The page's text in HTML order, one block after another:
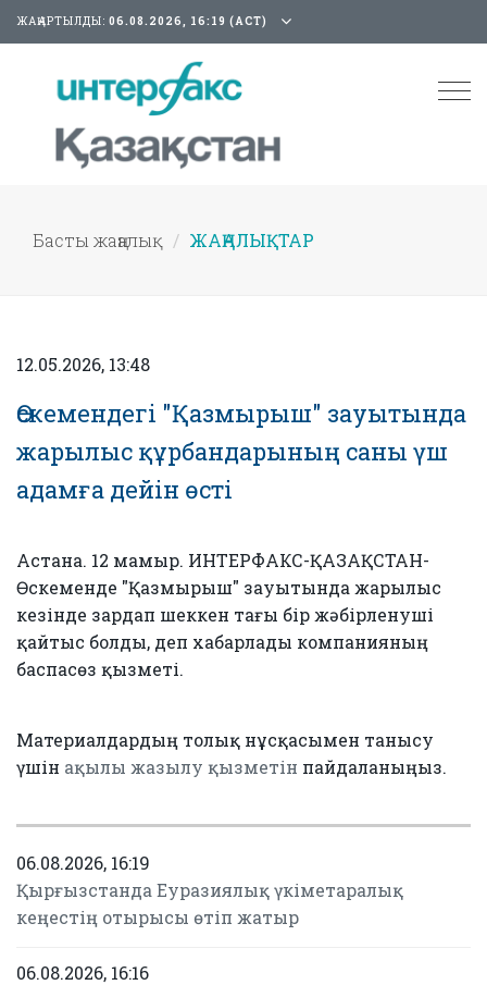
ЖАҢАРТЫЛДЫ: 06.08.2026, 16:19 (АСТ)
Басты жаңалық ЖАҢАЛЫҚТАР
12.05.2026, 13:48
Өскемендегі "Қазмырыш" зауытында
жарылыс құрбандарының саны үш
адамға дейін өсті
Астана. 12 мамыр. ИНТЕРФАКС-ҚАЗАҚСТАН-
Өскеменде "Қазмырыш" зауытында жарылыс
кезінде зардап шеккен тағы бір жәбірленуші
қайтыс болды, деп хабарлады компанияның
баспасөз қызметі.
Материалдардың толық нұсқасымен танысу
үшін ақылы жазылу қызметін пайдаланыңыз.
06.08.2026, 16:19
Қырғызстанда Еуразиялық үкіметаралық
кеңестің отырысы өтіп жатыр
06.08.2026, 16:16